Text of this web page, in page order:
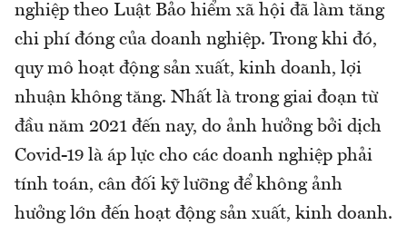
nghiệp theo Luật Bảo hiểm xã hội đã làm tăng
chi phí đóng của doanh nghiệp. Trong khi đó,
quy mô hoạt động sản xuất, kinh doanh, lợi
nhuận không tăng. Nhất là trong giai đoạn từ
đầu năm 2021 đến nay, do ảnh hưởng bởi dịch
Covid-19 là áp lực cho các doanh nghiệp phải
tính toán, cân đối kỹ lưỡng để không ảnh
hưởng lớn đến hoạt động sản xuất, kinh doanh.